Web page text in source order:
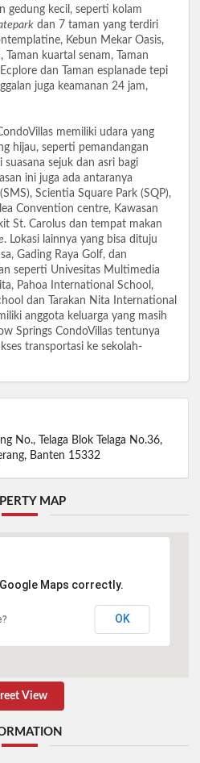
gedung kecil, seperti kolam
dan 7 taman yang terdiri
Kebun Mekar Oasis,
Taman kuartal senam, Taman
dan Taman esplanade tepi
juga keamanan 24 jam,
memiliki udara yang
hijau, seperti pemandangan
suasana sejuk dan asri bagi
ini juga ada antaranya
Scientia Square Park (SQP),
Convention centre, Kawasan
St. Carolus dan tempat makan
. Lokasi lainnya yang bisa dituju
Gading Raya Golf, dan
seperti Univesitas Multimedia
Pahoa International School,
dan Tarakan Nita International
anggota keluarga yang masih
Springs CondoVillas tentunya
transportasi ke sekolah-
No., Telaga Blok Telaga No.36,
Banten 15332
MAP
Maps correctly.
OK
View